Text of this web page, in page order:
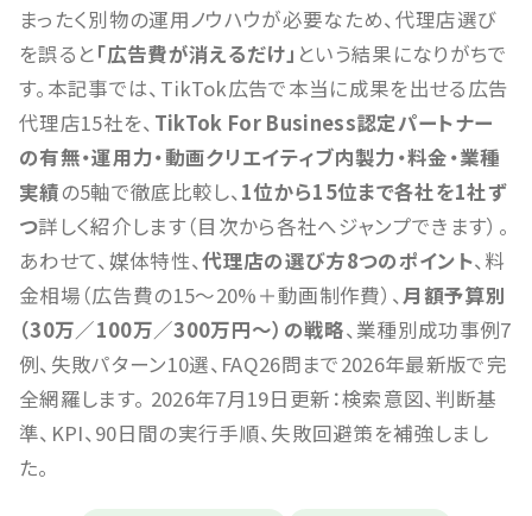
まったく別物の運用ノウハウが必要なため、代理店選び
を誤ると「広告費が消えるだけ」 という結果になりがちで
す。本記事では、TikTok広告で本当に成果を出せる広告
代理店15社を、 TikTok For Business認定パートナー
の有無・運用力・動画クリエイティブ内製力・料金・業種
実績の5軸で徹底比較し、1位から15位まで各社を1社ず
つ詳しく紹介します（目次から各社へジャンプできます）。
あわせて、媒体特性、代理店の選び方8つのポイント、料
金相場（広告費の15〜20%＋動画制作費）、月額予算別
（30万／100万／300万円〜）の戦略、業種別成功事例7
例、失敗パターン10選、FAQ26問まで2026年最新版で完
全網羅します。 2026年7月19日更新：検索意図、判断基
準、KPI、90日間の実行手順、失敗回避策を補強しまし
た。